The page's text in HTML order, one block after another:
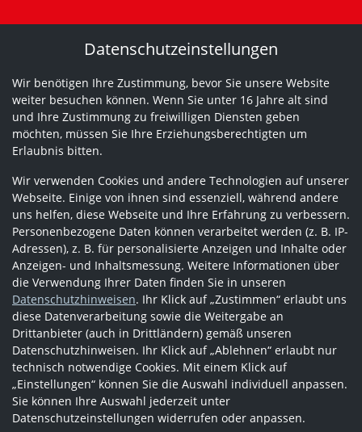
Datenschutzeinstellungen
Wir benötigen Ihre Zustimmung, bevor Sie unsere Website
weiter besuchen können. Wenn Sie unter 16 Jahre alt sind
und Ihre Zustimmung zu freiwilligen Diensten geben
möchten, müssen Sie Ihre Erziehungsberechtigten um
Erlaubnis bitten.
Wir verwenden Cookies und andere Technologien auf unserer
Webseite. Einige von ihnen sind essenziell, während andere
uns helfen, diese Webseite und Ihre Erfahrung zu verbessern.
Personenbezogene Daten können verarbeitet werden (z. B. IP-
Adressen), z. B. für personalisierte Anzeigen und Inhalte oder
Anzeigen- und Inhaltsmessung. Weitere Informationen über
die Verwendung Ihrer Daten finden Sie in unseren
Datenschutzhinweisen. Ihr Klick auf „Zustimmen“ erlaubt uns
diese Datenverarbeitung sowie die Weitergabe an
Drittanbieter (auch in Drittländern) gemäß unseren
Datenschutzhinweisen. Ihr Klick auf „Ablehnen“ erlaubt nur
technisch notwendige Cookies. Mit einem Klick auf
„Einstellungen“ können Sie die Auswahl individuell anpassen.
Sie können Ihre Auswahl jederzeit unter
Datenschutzeinstellungen widerrufen oder anpassen.